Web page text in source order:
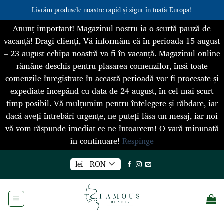
Livrăm produsele noastre rapid și sigur în toată Europa!
Anunț important! Magazinul nostru ia o scurtă pauză de
vacanță! Dragi clienți, Vă informăm că în perioada 15 august
– 23 august echipa noastră va fi în vacanță. Magazinul online
rămâne deschis pentru plasarea comenzilor, însă toate
comenzile înregistrate în această perioadă vor fi procesate și
expediate începând cu data de 24 august, în cel mai scurt
timp posibil. Vă mulțumim pentru înțelegere și răbdare, iar
dacă aveți întrebări urgențe, ne puteți lăsa un mesaj, iar noi
vă vom răspunde imediat ce ne întoarcem! O vară minunată
în continuare! Respinge
content
lei - RON